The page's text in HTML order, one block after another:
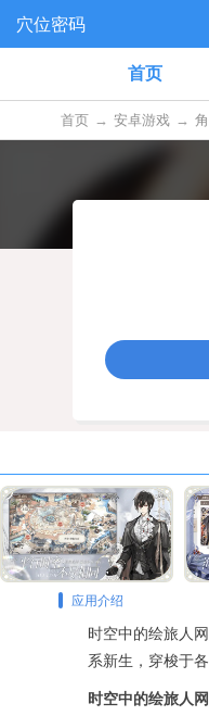
穴位密码
首页
首页 → 安卓游戏 →
应用介绍
时空中的绘旅人
系新生，穿梭于
时空中的绘旅人